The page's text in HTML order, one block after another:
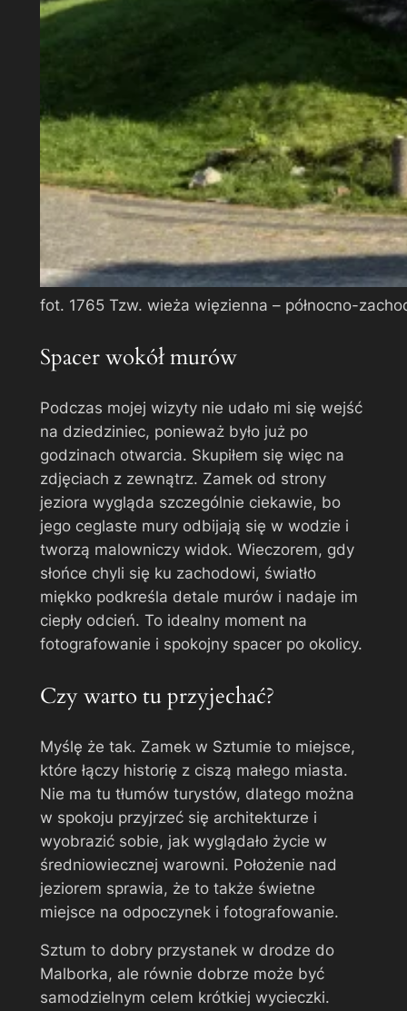
fot. 1765 Tzw. wieża więzienna – północno-
Spacer wokół murów
Podczas mojej wizyty nie udało mi się wejść
na dziedziniec, ponieważ było już po
godzinach otwarcia. Skupiłem się więc na
zdjęciach z zewnątrz. Zamek od strony
jeziora wygląda szczególnie ciekawie, bo
jego ceglaste mury odbijają się w wodzie i
tworzą malowniczy widok. Wieczorem, gdy
słońce chyli się ku zachodowi, światło
miękko podkreśla detale murów i nadaje im
ciepły odcień. To idealny moment na
fotografowanie i spokojny spacer po okolicy.
Czy warto tu przyjechać?
Myślę że tak. Zamek w Sztumie to miejsce,
które łączy historię z ciszą małego miasta.
Nie ma tu tłumów turystów, dlatego można
w spokoju przyjrzeć się architekturze i
wyobrazić sobie, jak wyglądało życie w
średniowiecznej warowni. Położenie nad
jeziorem sprawia, że to także świetne
miejsce na odpoczynek i fotografowanie.
Sztum to dobry przystanek w drodze do
Malborka, ale równie dobrze może być
samodzielnym celem krótkiej wycieczki.